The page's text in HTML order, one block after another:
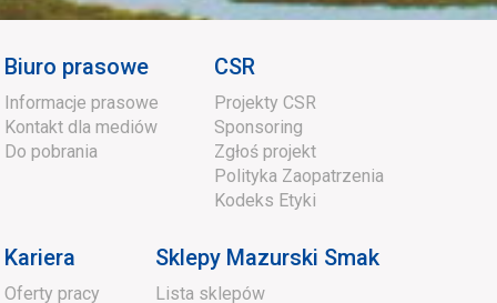
Biuro prasowe
Informacje prasowe
Kontakt dla mediów
Do pobrania
CSR
Projekty CSR
Sponsoring
Zgłoś projekt
Polityka Zaopatrzenia
Kodeks Etyki
Kariera
Oferty pracy
Sklepy Mazurski Smak
Lista sklepów